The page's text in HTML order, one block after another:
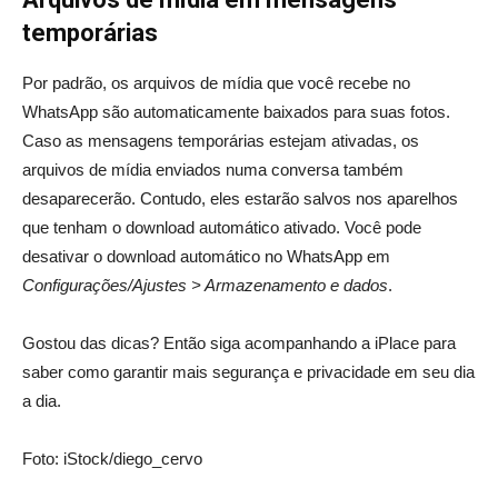
temporárias
Por padrão, os arquivos de mídia que você recebe no
WhatsApp são automaticamente baixados para suas fotos.
Caso as mensagens temporárias estejam ativadas, os
arquivos de mídia enviados numa conversa também
desaparecerão. Contudo, eles estarão salvos nos aparelhos
que tenham o download automático ativado. Você pode
desativar o download automático no WhatsApp em
Configurações/Ajustes > Armazenamento e dados.
Gostou das dicas? Então siga acompanhando a iPlace para
saber como garantir mais segurança e privacidade em seu dia
a dia.
Foto: iStock/diego_cervo